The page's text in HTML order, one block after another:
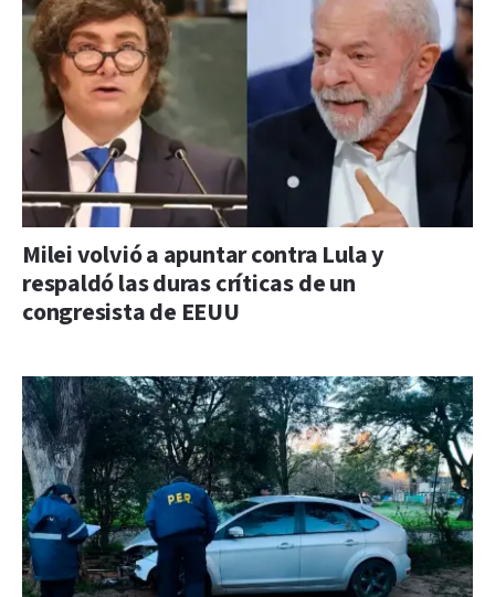
Milei volvió a apuntar contra Lula y
respaldó las duras críticas de un
congresista de EEUU